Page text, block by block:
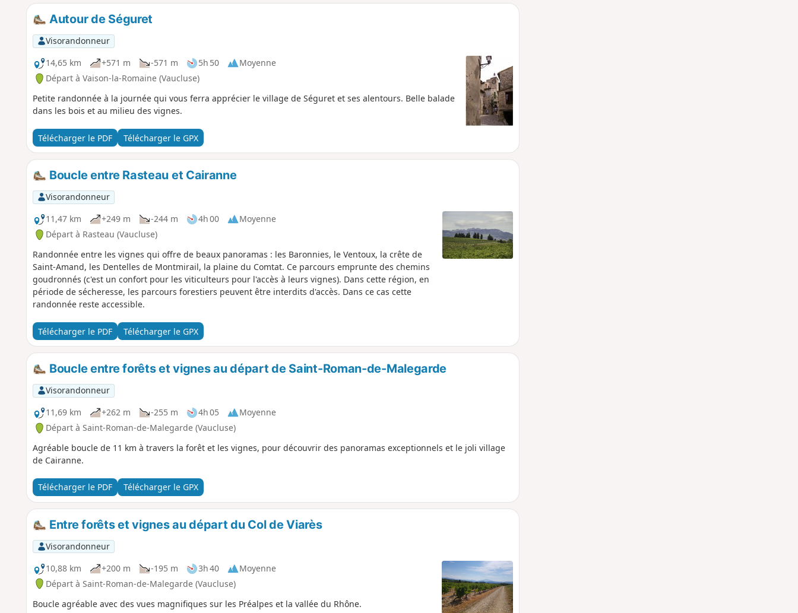
Autour de Séguret
Visorandonneur
14,65 km
+571 m -571 m 5h 50
Moyenne
Départ à Vaison-la-Romaine (Vaucluse)
Petite randonnée à la journée qui vous ferra apprécier le village de Séguret et ses alentours. Belle balade
dans les bois et au milieu des vignes.
Télécharger le PDF Télécharger le GPX
Boucle entre Rasteau et Cairanne
Visorandonneur
11,47 km
+249 m -244 m 4h 00
Moyenne
Départ à Rasteau (Vaucluse)
Randonnée entre les vignes qui offre de beaux panoramas : les Baronnies, le Ventoux, la crête de
Saint-Amand, les Dentelles de Montmirail, la plaine du Comtat. Ce parcours emprunte des chemins
goudronnés (c'est un confort pour les viticulteurs pour l'accès à leurs vignes). Dans cette région, en
période de sécheresse, les parcours forestiers peuvent être interdits d'accès. Dans ce cas cette
randonnée reste accessible.
Télécharger le PDF Télécharger le GPX
Boucle entre forêts et vignes au départ de Saint-Roman-de-Malegarde
Visorandonneur
11,69 km
+262 m -255 m 4h 05
Moyenne
Départ à Saint-Roman-de-Malegarde (Vaucluse)
Agréable boucle de 11 km à travers la forêt et les vignes, pour découvrir des panoramas exceptionnels et le joli village
de Cairanne.
Télécharger le PDF Télécharger le GPX
Entre forêts et vignes au départ du Col de Viarès
Visorandonneur
10,88 km
+200 m -195 m 3h 40
Moyenne
Départ à Saint-Roman-de-Malegarde (Vaucluse)
Boucle agréable avec des vues magnifiques sur les Préalpes et la vallée du Rhône.